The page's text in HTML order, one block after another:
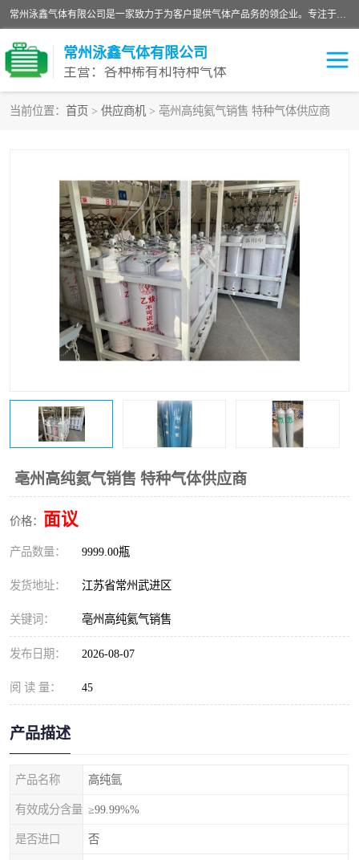
常州泳鑫气体有限公司是一家致力于为客户提供气体产品务的领企业。专注于环氧乙烷剂、环氧乙烷、高纯气体以及稀有和特种气体的研发、生产、销售和配送，产品广泛应用于医疗、电子、科研、化工、食品等多个领域。主要产品有：环氧乙烷灭菌剂，环氧乙烷，高纯氩，氮，氪，氙，氖，氘，笑，氦，氢，氧等各种稀有和特种气体。
常州泳鑫气体有限公司
主营：各种稀有和特种气体
当前位置： 首页 > 供应商机 > 亳州高纯氦气销售 特种气体供应商
亳州高纯氦气销售 特种气体供应商
价格： 面议
产品数量： 9999.00瓶
发货地址： 江苏省常州武进区
关键词： 亳州高纯氦气销售
发布日期： 2026-08-07
阅 读 量： 45
产品描述
产品名称 高纯氩
有效成分含量 ≥99.99%%
是否进口 否
环氧乙烷灭菌剂 高纯氩气
高纯氮气